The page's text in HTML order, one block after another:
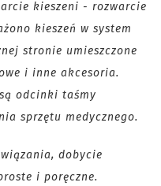
kieszeni - rozwarcie
kieszeń w system
stronie umieszczone
i inne akcesoria.
odcinki taśmy
sprzętu medycznego.
dobycie
i poręczne.